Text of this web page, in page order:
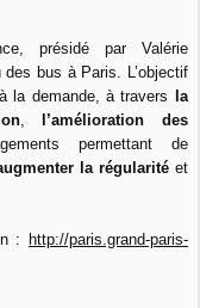
présidé par Valérie
bus à Paris. L’objectif
la demande, à travers
la
,
l’amélioration des
permettant de
la régularité et
:
http://paris.grand-paris-